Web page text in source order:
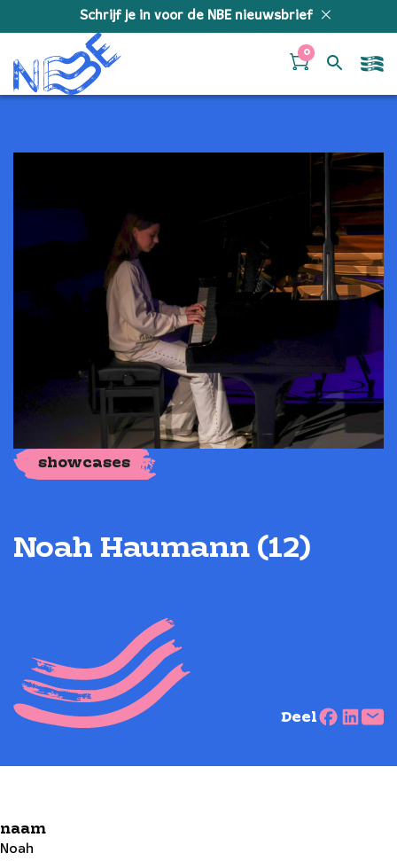
Schrijf je in voor de NBE nieuwsbrief
0
showcases
Noah Haumann (12)
Deel
naam
Noah